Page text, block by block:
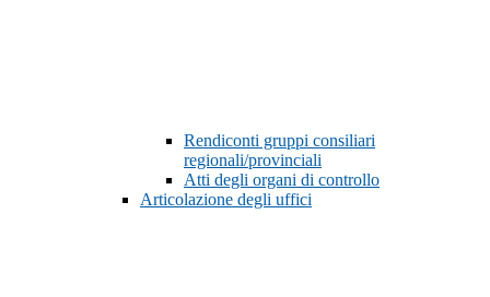
Rendiconti gruppi consiliari
regionali/provinciali
Atti degli organi di controllo
Articolazione degli uffici